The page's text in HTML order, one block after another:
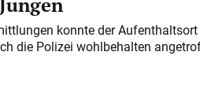
konnte der
die Polizei wohlbehalten